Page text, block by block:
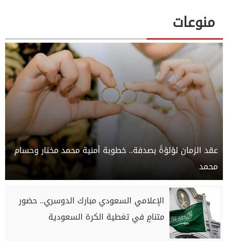
منوعات
عقد الزمان لؤلؤةً بصدفة.. خطوبة أمنية محمد مختار وحسام
محمد
الإعلامي السعودي مبارك الدوسري.. حضور
متنامٍ في تغطية الكرة السعودية